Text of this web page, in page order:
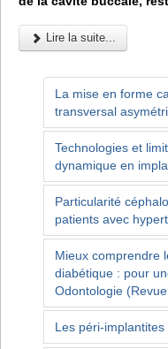
Lire la suite...
La mise en forme
transversal
Technologies et
dynamique en
Particularité
patients avec
Mieux comprendre
diabétique : pour
Odontologie
Les péri-